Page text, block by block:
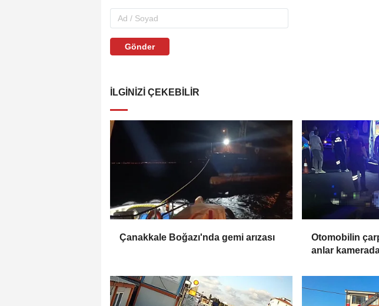
Gönder
İLGINIZI ÇEKEBILIR
Çanakkale Boğazı'nda gemi arızası
Otomobilin
anlar